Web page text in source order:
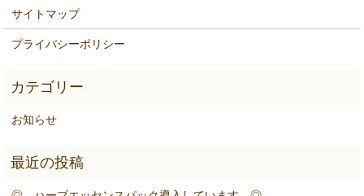
サイトマップ
プライバシーポリシー
お知らせ